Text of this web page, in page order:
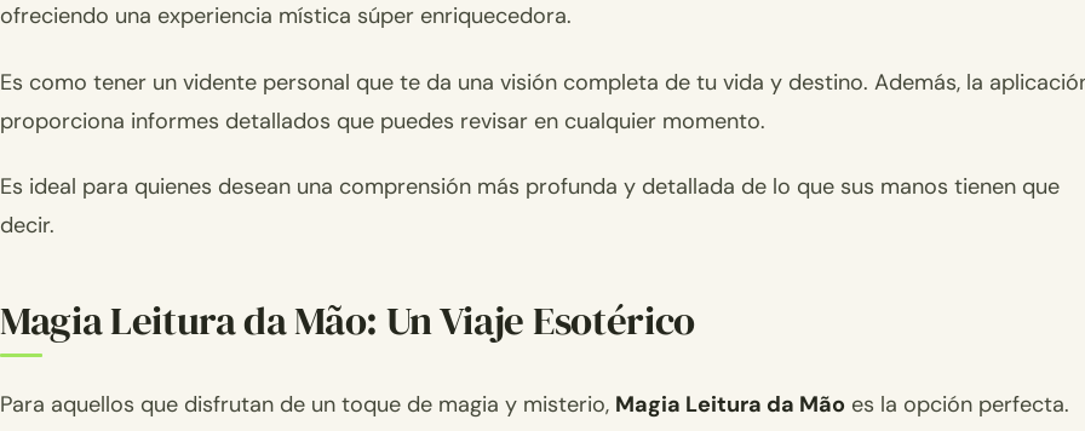
ofreciendo una experiencia mística súper enriquecedora.
Es como tener un vidente personal que te da una visión completa de tu vida y destino. Además, la
proporciona informes detallados que puedes revisar en cualquier momento.
Es ideal para quienes desean una comprensión más profunda y detallada de lo que sus manos tienen que
decir.
Magia Leitura da Mão: Un Viaje Esotérico
Para aquellos que disfrutan de un toque de magia y misterio, Magia Leitura da Mão es la opción perfecta.